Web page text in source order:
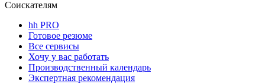
Соискателям
hh PRO
Готовое резюме
Все сервисы
Хочу у вас работать
Производственный календарь
Экспертная рекомендация